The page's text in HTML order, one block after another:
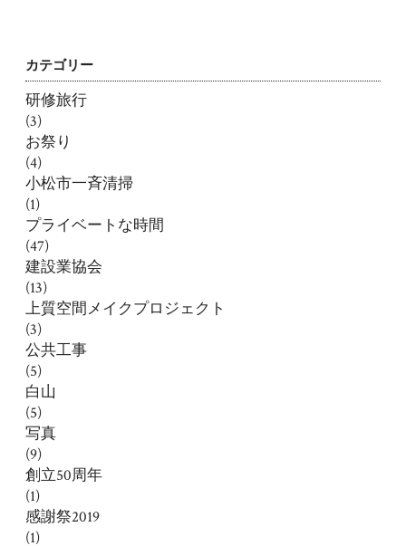
カテゴリー
研修旅行
(3)
お祭り
(4)
小松市一斉清掃
(1)
プライベートな時間
(47)
建設業協会
(13)
上質空間メイクプロジェクト
(3)
公共工事
(5)
白山
(5)
写真
(9)
創立50周年
(1)
感謝祭2019
(1)